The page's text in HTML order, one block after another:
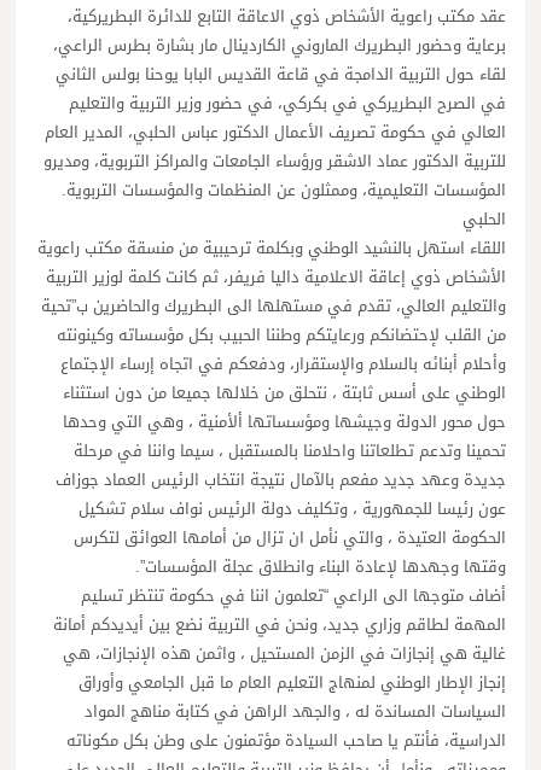
عقد مكتب راعوية الأشخاص ذوي الاعاقة التابع للدائرة البطريركية،
برعاية وحضور البطريرك الماروني الكاردينال مار بشارة بطرس الراعي،
لقاء حول التربية الدامجة في قاعة القديس البابا يوحنا بولس الثاني
في الصرح البطريركي في بكركي، في حضور وزير التربية والتعليم
العالي في حكومة تصريف الأعمال الدكتور عباس الحلبي، المدير العام
للتربية الدكتور عماد الاشقر ورؤساء الجامعات والمراكز التربوية، ومديرو
المؤسسات التعليمية، وممثلون عن المنظمات والمؤسسات التربوية.
الحلبي
اللقاء استهل بالنشيد الوطني وبكلمة ترحيبية من منسقة مكتب راعوية
الأشخاص ذوي إعاقة الاعلامية داليا فريفر، ثم كانت كلمة لوزير التربية
والتعليم العالي، تقدم في مستهلها الى البطريرك والحاضرين ب”تحية
من القلب لإحتضانكم ورعايتكم وطننا الحبيب بكل مؤسساته وكينونته
وأحلام أبنائه بالسلام والإستقرار، ودفعكم في اتجاه إرساء الإجتماع
الوطني على أسس ثابتة ، نتحلق من خلالها جميعا من دون استثناء
حول محور الدولة وجيشها ومؤسساتها ألأمنية ، وهي التي وحدها
تحمينا وتدعم تطلعاتنا واحلامنا بالمستقبل ، سيما واننا في مرحلة
جديدة وعهد جديد مفعم بالآمال نتيجة انتخاب الرئيس العماد جوزاف
عون رئيسا للجمهورية ، وتكليف دولة الرئيس نواف سلام تشكيل
الحكومة العتيدة ، والتي نأمل ان تزال من أمامها العوائق لتكرس
وقتها وجهدها لإعادة البناء وانطلاق عجلة المؤسسات”.
أضاف متوجها الى الراعي “تعلمون اننا في حكومة تنتظر تسليم
المهمة لطاقم وزاري جديد، ونحن في التربية نضع بين أيديدكم أمانة
غالية هي إنجازات في الزمن المستحيل ، واثمن هذه الإنجازات، هي
إنجاز الإطار الوطني لمنهاج التعليم العام ما قبل الجامعي وأوراق
السياسات المساندة له ، والجهد الراهن في كتابة مناهج المواد
الدراسية، فأنتم يا صاحب السيادة مؤتمنون على وطن بكل مكوناته